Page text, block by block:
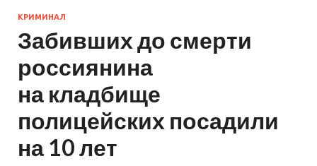
КРИМИНАЛ
Забивших до смерти
россиянина
на кладбище
полицейских посадили
на 10 лет